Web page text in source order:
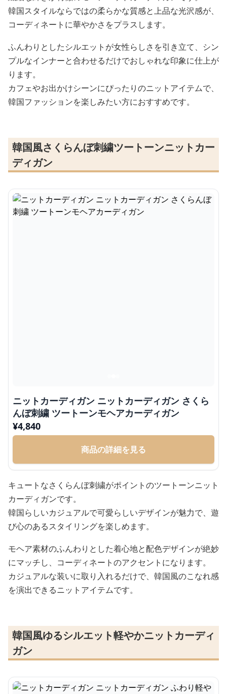
韓国スタイルならではの柔らかな質感と上品な光沢感が、
コーディネートに華やかさをプラスします。
ふんわりとしたシルエットが女性らしさを引き立て、シン
プルなインナーと合わせるだけでおしゃれな印象に仕上が
ります。
カフェやお出かけシーンにぴったりのニットアイテムで、
韓国ファッションを楽しみたい方におすすめです。
韓国風さくらんぼ刺繍ツートーンニットカー
ディガン
ニットカーディガン ニットカーディガン さくら
んぼ刺繍 ツートーンモヘアカーディガン
¥4,840
商品の詳細を見る
キュートなさくらんぼ刺繍がポイントのツートーンニット
カーディガンです。
韓国らしいカジュアルで可愛らしいデザインが魅力で、遊
び心のあるスタイリングを楽しめます。
モヘア素材のふんわりとした着心地と配色デザインが絶妙
にマッチし、コーディネートのアクセントになります。
カジュアルな装いに取り入れるだけで、韓国風のこなれ感
を演出できるニットアイテムです。
韓国風ゆるシルエット軽やかニットカーディ
ガン